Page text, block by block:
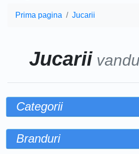
Prima pagina Jucarii
Jucarii
Categorii
Branduri